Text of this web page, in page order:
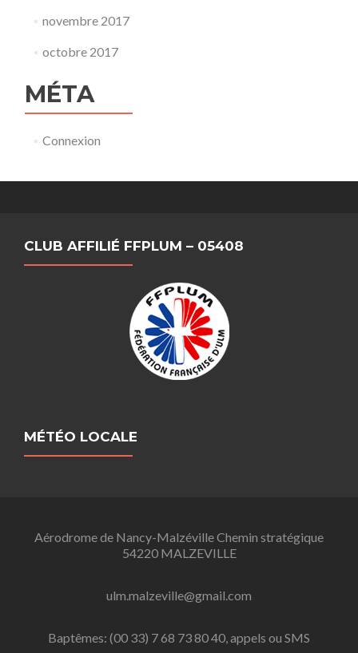
novembre 2017
octobre 2017
MÉTA
Connexion
CLUB AFFILIÉ FFPLUM – 05408
MÉTÉO LOCALE
Aérodrome de Nancy-Malzéville Chemin stratégique
54220 MALZEVILLE
ulm.malzeville@gmail.com
Baptêmes: (00 33) 7 68 73 80 40, appels ou SMS